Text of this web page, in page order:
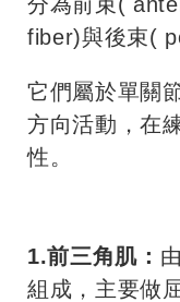
fiber)與後束(
它們屬於單關
方向活動，在
性。
1.前三角肌：
組成，主要做